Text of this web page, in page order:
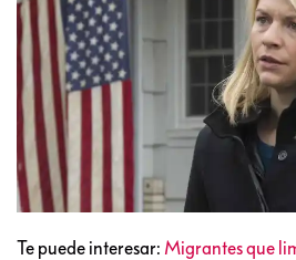
Te puede interesar: Migrantes que